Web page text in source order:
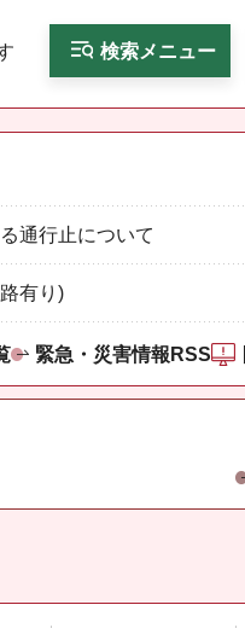
検索メニュー
通行止について
有り)
緊急・災害情報RSS